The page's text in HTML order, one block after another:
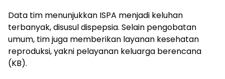
Data tim menunjukkan ISPA menjadi keluhan
terbanyak, disusul dispepsia. Selain pengobatan
umum, tim juga memberikan layanan kesehatan
reproduksi, yakni pelayanan keluarga berencana
(KB).